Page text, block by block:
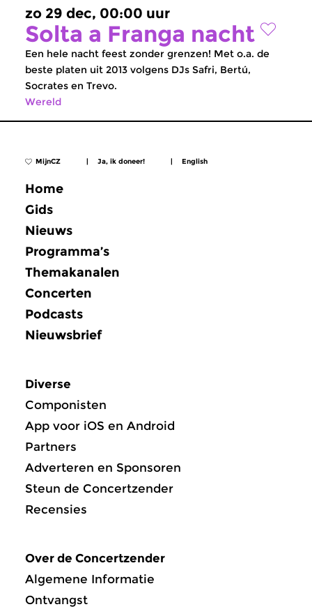
zo 29 dec, 00:00 uur
Solta a Franga nacht
Een hele nacht feest zonder grenzen! Met o.a. de
beste platen uit 2013 volgens DJs Safri, Bertú,
Socrates en Trevo.
Wereld
MijnCZ | Ja, ik doneer! | English
Home
Gids
Nieuws
Programma’s
Themakanalen
Concerten
Podcasts
Nieuwsbrief
Diverse
Componisten
App voor iOS en Android
Partners
Adverteren en Sponsoren
Steun de Concertzender
Recensies
Over de Concertzender
Algemene Informatie
Ontvangst